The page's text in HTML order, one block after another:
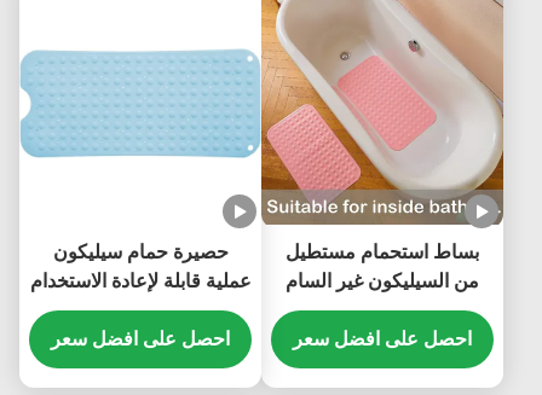
بساط استحمام مستطيل
من السيليكون غير السام
لتدليك القدم عديم الرائحة
احصل على افضل سعر
حصيرة حمام سيليكون
عملية قابلة لإعادة الاستخدام
، حصيرة شفط خفيفة الوزن
للاستحمام
احصل على افضل سعر